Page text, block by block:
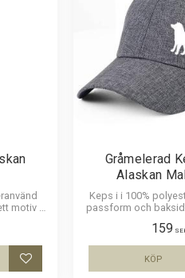
motiv av
Lägg till i favoriter
Gråmelerad
Alaskan
Keps i i 100%
passform och
Luftig och
159
KÖP